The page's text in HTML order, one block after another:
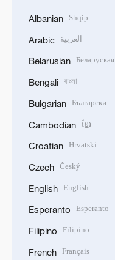
Albanian Shqip
Arabic العربية
Belarusian Беларуская
Bengali বাংলা
Bulgarian Български
Cambodian ខ្មែរ
Croatian Hrvatski
Czech Český
English English
Esperanto Esperanto
Filipino Filipino
French Français